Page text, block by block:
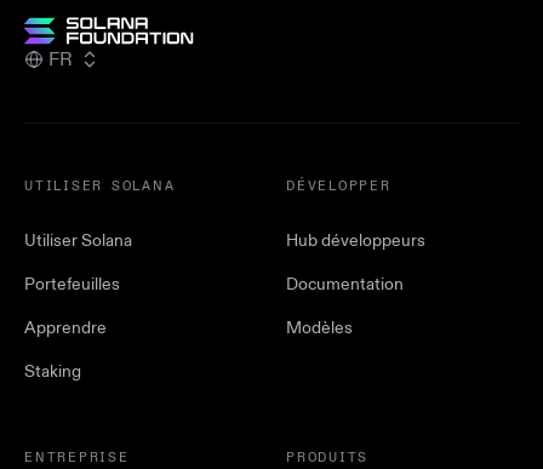
FR
UTILISER SOLANA
Utiliser Solana
Portefeuilles
Apprendre
Staking
DÉVELOPPER
Hub développeurs
Documentation
Modèles
ENTREPRISE PRODUITS